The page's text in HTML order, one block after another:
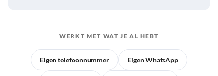
WERKT MET WAT JE AL HEBT
Eigen telefoonnummer Eigen WhatsApp